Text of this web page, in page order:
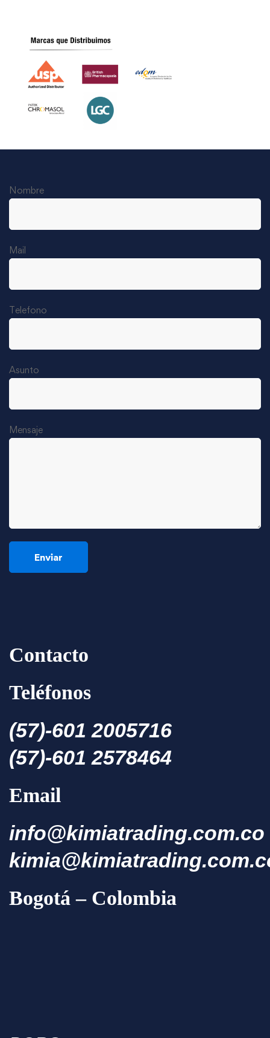
Nombre
Mail
Telefono
Asunto
Mensaje
Contacto
Teléfonos
(57)-601 2005716
(57)-601 2578464
Email
info@kimiatrading.com.co
Bogotá – Colombia